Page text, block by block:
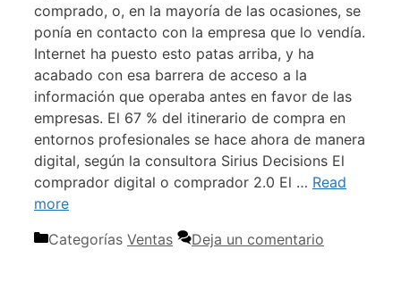
comprado, o, en la mayoría de las ocasiones, se
ponía en contacto con la empresa que lo vendía.
Internet ha puesto esto patas arriba, y ha
acabado con esa barrera de acceso a la
información que operaba antes en favor de las
empresas. El 67 % del itinerario de compra en
entornos profesionales se hace ahora de manera
digital, según la consultora Sirius Decisions El
comprador digital o comprador 2.0 El … Read
more
Categorías Ventas Deja un comentario